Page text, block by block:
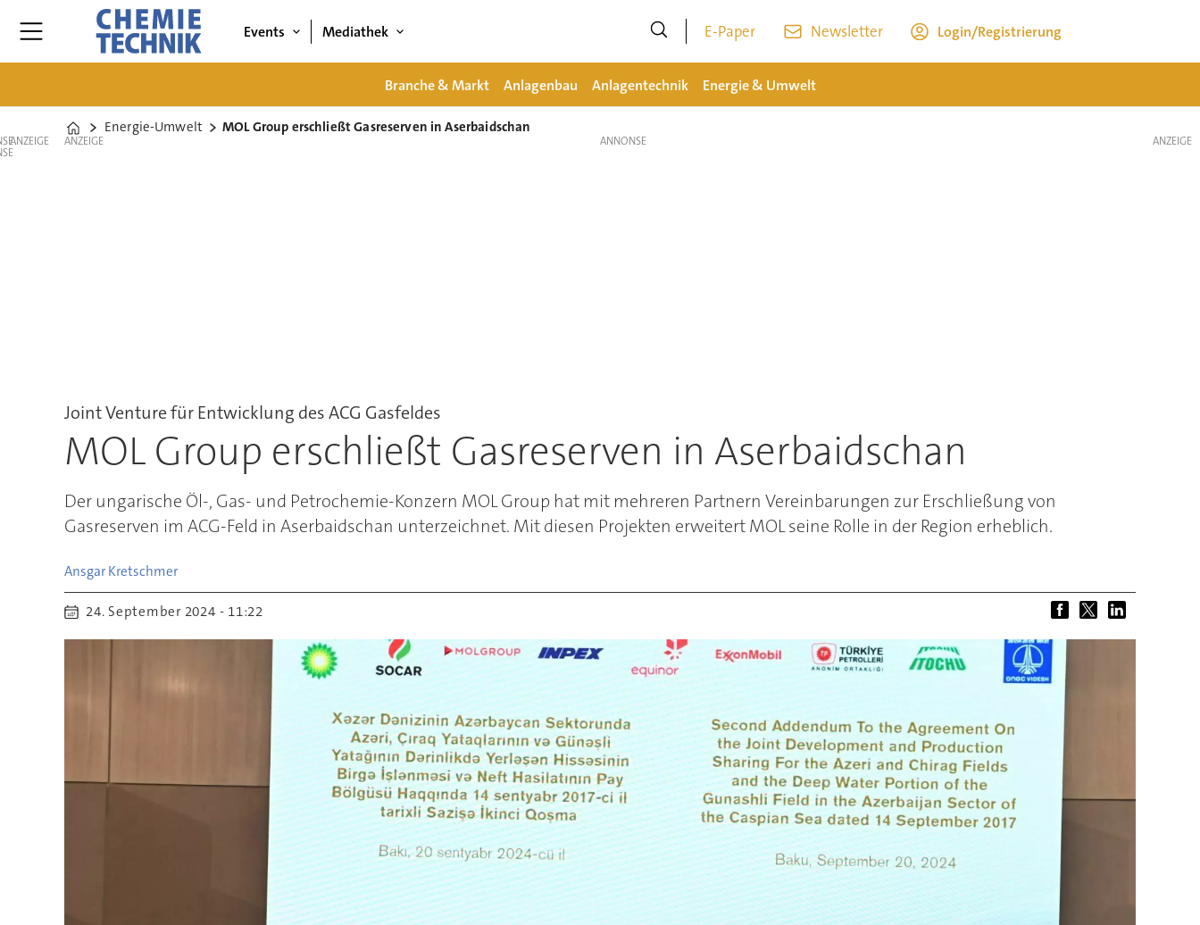
Events Mediathek E-Paper Newsletter Login/Registrierung
Branche & Markt Anlagenbau Anlagentechnik Energie & Umwelt
Home
Energie-Umwelt MOL Group erschließt Gasreserven in Aserbaidschan
ANZEIGE ANZEIGE
Joint Venture für Entwicklung des ACG Gasfeldes
MOL Group erschließt Gasreserven in Aserbaidschan
Der ungarische Öl-, Gas- und Petrochemie-Konzern MOL Group hat mit mehreren Partnern Vereinbarungen zur Erschließung von
Gasreserven im ACG-Feld in Aserbaidschan unterzeichnet. Mit diesen Projekten erweitert MOL seine Rolle in der Region erheblich.
Ansgar Kretschmer
24. September 2024 - 11:22
ANZEIGE